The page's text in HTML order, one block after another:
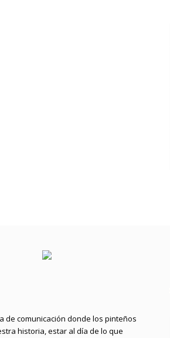
de comunicación donde los pinteños
historia, estar al día de lo que